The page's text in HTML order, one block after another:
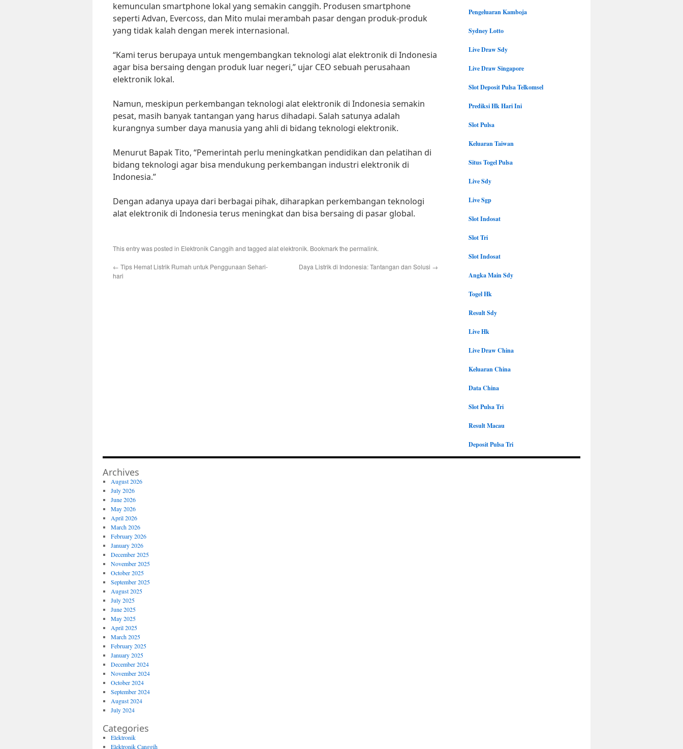
kemunculan smartphone lokal yang semakin canggih. Produsen smartphone
seperti Advan, Evercoss, dan Mito mulai merambah pasar dengan produk-produk
yang tidak kalah dengan merek internasional.
“Kami terus berupaya untuk mengembangkan teknologi alat elektronik di Indonesia
agar bisa bersaing dengan produk luar negeri,” ujar CEO sebuah perusahaan
elektronik lokal.
Namun, meskipun perkembangan teknologi alat elektronik di Indonesia semakin
pesat, masih banyak tantangan yang harus dihadapi. Salah satunya adalah
kurangnya sumber daya manusia yang ahli di bidang teknologi elektronik.
Menurut Bapak Tito, “Pemerintah perlu meningkatkan pendidikan dan pelatihan di
bidang teknologi agar bisa mendukung perkembangan industri elektronik di
Indonesia.”
Dengan adanya upaya dari berbagai pihak, diharapkan perkembangan teknologi
alat elektronik di Indonesia terus meningkat dan bisa bersaing di pasar global.
This entry was posted in Elektronik Canggih and tagged alat elektronik. Bookmark the permalink.
← Tips Hemat Listrik Rumah untuk Penggunaan Sehari-
hari
Daya Listrik di Indonesia: Tantangan dan Solusi →
Pengeluaran Kamboja
Sydney Lotto
Live Draw Sdy
Live Draw Singapore
Slot Deposit Pulsa Telkomsel
Prediksi Hk Hari Ini
Slot Pulsa
Keluaran Taiwan
Situs Togel Pulsa
Live Sdy
Live Sgp
Slot Indosat
Slot Tri
Slot Indosat
Angka Main Sdy
Togel Hk
Result Sdy
Live Hk
Live Draw China
Keluaran China
Data China
Slot Pulsa Tri
Result Macau
Deposit Pulsa Tri
Archives
August 2026
July 2026
June 2026
May 2026
April 2026
March 2026
February 2026
January 2026
December 2025
November 2025
October 2025
September 2025
August 2025
July 2025
June 2025
May 2025
April 2025
March 2025
February 2025
January 2025
December 2024
November 2024
October 2024
September 2024
August 2024
July 2024
Categories
Elektronik
Elektronik Canggih